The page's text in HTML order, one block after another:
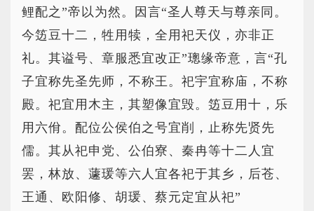
鲤配之”帝以为然。因言“圣人尊天与尊亲同。
今笾豆十二，牲用犊，全用祀天仪，亦非正
礼。其谥号、章服悉宜改正”璁缘帝意，言“孔
子宜称先圣先师，不称王。祀宇宜称庙，不称
殿。祀宜用木主，其塑像宜毁。笾豆用十，乐
用六佾。配位公侯伯之号宜削，止称先贤先
儒。其从祀申党、公伯寮、秦冉等十二人宜
罢，林放、蘧瑗等六人宜各祀于其乡，后苍、
王通、欧阳修、胡瑗、蔡元定宜从祀”